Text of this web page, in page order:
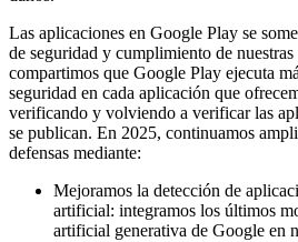
Las aplicaciones en Google Play se
de seguridad y cumplimiento de
compartimos que Google Play ejecuta
seguridad en cada aplicación que
verificando y volviendo a verificar las
se publican. En 2025, continuamos
defensas mediante:
Mejoramos la detección de
artificial: integramos los últimos
artificial generativa de Google en